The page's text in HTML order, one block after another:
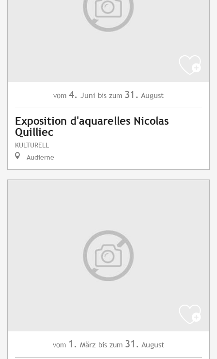
vom 4. Juni bis zum 31. August
Exposition d'aquarelles Nicolas
Quilliec
KULTURELL
Audierne
vom 1. März bis zum 31. August